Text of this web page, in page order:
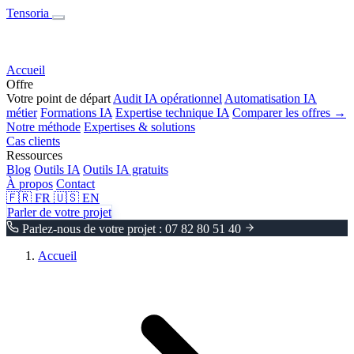
Tensoria
Accueil
Offre
Votre point de départ Audit IA opérationnel Automatisation IA
métier Formations IA Expertise technique IA Comparer les offres →
Notre méthode Expertises & solutions
Cas clients
Ressources
Blog Outils IA Outils IA gratuits
À propos Contact
🇫🇷 FR 🇺🇸 EN
Parler de votre projet
Parlez-nous de votre projet : 07 82 80 51 40
Accueil